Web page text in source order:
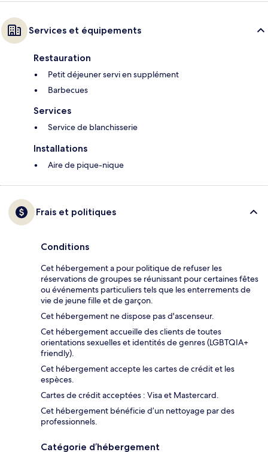
Services et équipements
Restauration
Petit déjeuner servi en supplément
Barbecues
Services
Service de blanchisserie
Installations
Aire de pique-nique
Frais et politiques
Conditions
Cet hébergement a pour politique de refuser les
réservations de groupes se réunissant pour certaines fêtes
ou événements particuliers tels que les enterrements de
vie de jeune fille et de garçon.
Cet hébergement ne dispose pas d'ascenseur.
Cet hébergement accueille des clients de toutes
orientations sexuelles et identités de genres (LGBTQIA+
friendly).
Cet hébergement accepte les cartes de crédit et les
espèces.
Cartes de crédit acceptées : Visa et Mastercard.
Cet hébergement bénéficie d’un nettoyage par des
professionnels.
Catégorie d’hébergement